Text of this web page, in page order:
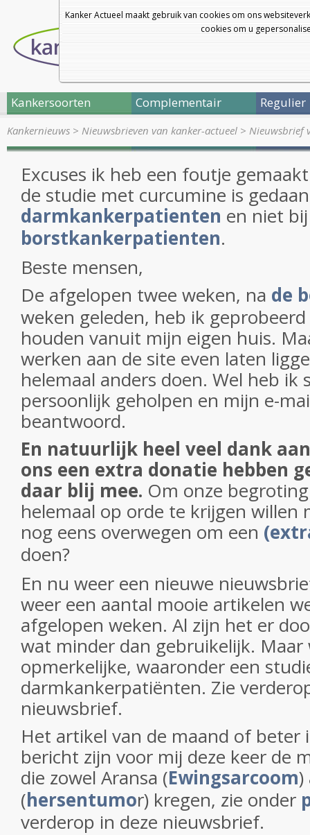
Kanker Actueel maakt gebruik van cookies om ons
cookies om u
Kankersoorten Complementair Regulier
Kankernieuws > Nieuwsbrieven van kanker-actueel > Nieuwsbrief
Excuses ik heb een foutje
de studie met curcumine is
darmkankerpatienten en niet bij
borstkankerpatienten.
Beste mensen,
De afgelopen twee weken, na de
weken geleden, heb ik
houden vanuit mijn eigen huis.
werken aan de site even laten
helemaal anders doen. Wel heb ik
persoonlijk geholpen en mijn e-
beantwoord.
En natuurlijk heel veel dank
ons een extra donatie hebben
daar blij mee. Om onze
helemaal op orde te krijgen willen
nog eens overwegen om een
doen?
En nu weer een nieuwe
weer een aantal mooie artikelen
afgelopen weken. Al zijn het er
wat minder dan gebruikelijk. Maar
opmerkelijke, waaronder een
darmkankerpatiënten. Zie
nieuwsbrief.
Het artikel van de maand of beter
bericht zijn voor mij deze keer de
die zowel Aransa (Ewingsarcoom)
(hersentumor) kregen, zie onder
verderop in deze nieuwsbrief.